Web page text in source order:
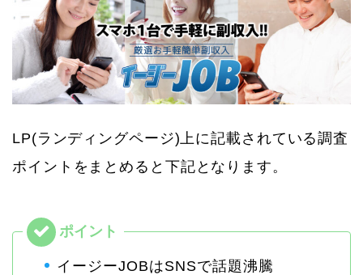
LP(ランディングページ)上に記載されている調査
ポイントをまとめると下記となります。
イージーJOBはSNSで話題沸騰